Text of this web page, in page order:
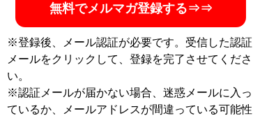
『ロードマップ』
地方のしがないショップ
店員はなぜ成功できたの
その秘密はロードマップ
にあった
無料でメルマガ登録する⇒⇒
※登録後、メール認証が必要です。受信した認証
メールをクリックして、登録を完了させてくださ
い。
※認証メールが届かない場合、迷惑メールに入っ
ているか、メールアドレスが間違っている可能性